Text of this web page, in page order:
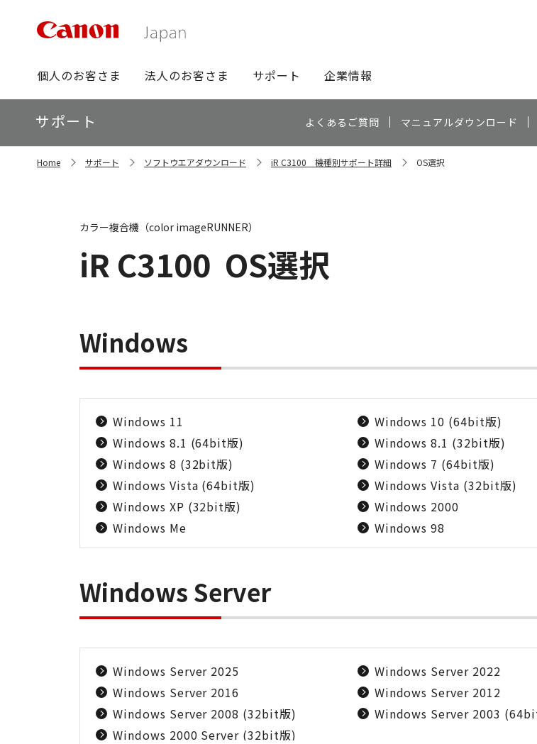
グ
ロ
ー
バ
ビ
個人のお客さま 法人のお客さま サポート 企業情報
ロ
ー
カ
ル
サポート よくあるご質問 マニュアルダウンロード
Home サポート ソフトウエアダウンロード iR C3100 機種別サポート詳細 OS選択
iR C3100 OS選択
カラー複合機（color imageRUNNER）
Windows
Windows 11 Windows 10 (64bit版)
Windows 8.1 (64bit版)
Windows 8.1 (32bit版)
Windows 8 (32bit版)
Windows 7 (64bit版)
Windows Vista (64bit版)
Windows Vista (32bit版)
Windows XP (32bit版)
Windows 2000
Windows Me
Windows 98
Windows Server
Windows Server 2025 Windows Server 2022
Windows Server 2016
Windows Server 2012
Windows Server 2008 (32bit版)
Windows Server 2003
Windows 2000 Server (32bit版)